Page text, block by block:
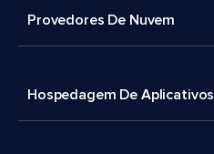
Provedores De Nuvem
Hospedagem De Aplicativos